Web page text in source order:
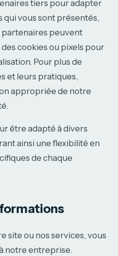
tiers pour adapter
vous sont présentés,
partenaires peuvent
cookies ou pixels pour
Pour plus de
et leurs pratiques,
appropriée de notre
être adapté à divers
ainsi une flexibilité en
de chaque
site ou nos services, vous
notre entreprise.